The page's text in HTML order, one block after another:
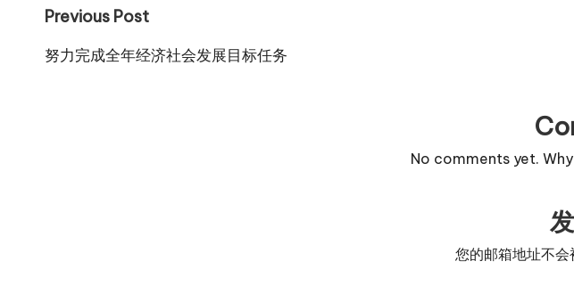
Post
navigation
Previous Post
努力完成全年经济社会发展目标任务
No comments yet.
您的邮箱地址不会